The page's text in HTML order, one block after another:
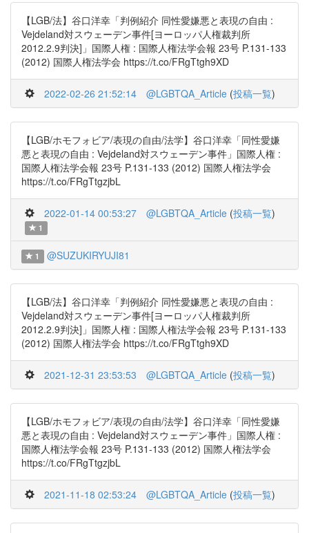
【LGB/法】谷口洋幸「判例紹介 同性愛嫌悪と表現の自由 :
Vejdeland対スウェーデン事件[ヨーロッパ人権裁判所
2012.2.9判決]」国際人権 : 国際人権法学会報 23号 P.131-133
(2012) 国際人権法学会 https://t.co/FRgTtgh9XD
2022-02-26 21:52:14 @LGBTQA_Article (投稿一覧)
【LGB/ホモフォビア/表現の自由/法学】谷口洋幸「同性愛嫌
悪と表現の自由 : Vejdeland対スウェーデン事件」国際人権 :
国際人権法学会報 23号 P.131-133 (2012) 国際人権法学会
https://t.co/FRgTtgzjbL
2022-01-14 00:53:27 @LGBTQA_Article (投稿一覧)
1
1 @SUZUKIRYUJI81
【LGB/法】谷口洋幸「判例紹介 同性愛嫌悪と表現の自由 :
Vejdeland対スウェーデン事件[ヨーロッパ人権裁判所
2012.2.9判決]」国際人権 : 国際人権法学会報 23号 P.131-133
(2012) 国際人権法学会 https://t.co/FRgTtgh9XD
2021-12-31 23:53:53 @LGBTQA_Article (投稿一覧)
【LGB/ホモフォビア/表現の自由/法学】谷口洋幸「同性愛嫌
悪と表現の自由 : Vejdeland対スウェーデン事件」国際人権 :
国際人権法学会報 23号 P.131-133 (2012) 国際人権法学会
https://t.co/FRgTtgzjbL
2021-11-18 02:53:24 @LGBTQA_Article (投稿一覧)